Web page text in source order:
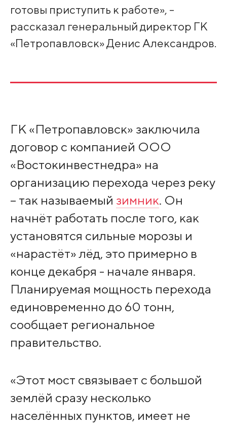
готовы приступить к работе», -
рассказал генеральный директор ГК
«Петропавловск» Денис Александров.
ГК «Петропавловск» заключила
договор с компанией ООО
«Востокинвестнедра» на
организацию перехода через реку
– так называемый зимник. Он
начнёт работать после того, как
установятся сильные морозы и
«нарастёт» лёд, это примерно в
конце декабря - начале января.
Планируемая мощность перехода
единовременно до 60 тонн,
сообщает региональное
правительство.
«Этот мост связывает с большой
землёй сразу несколько
населённых пунктов, имеет не